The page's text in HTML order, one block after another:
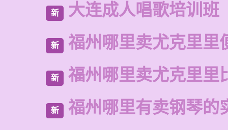
新 大连成人唱歌培训班
新 福州哪里卖尤克里里
新 福州哪里卖尤克里里
新 福州哪里有卖钢琴的